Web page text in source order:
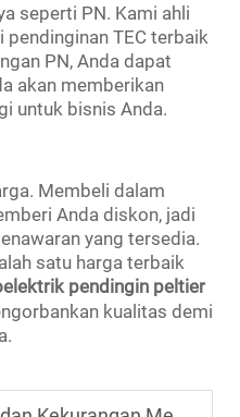
seperti PN. Kami ahli
TEC terbaik
PN, Anda dapat
akan memberikan
untuk bisnis Anda.
Membeli dalam
Anda diskon, jadi
yang tersedia.
satu harga terbaik
pendingin peltier
kualitas demi